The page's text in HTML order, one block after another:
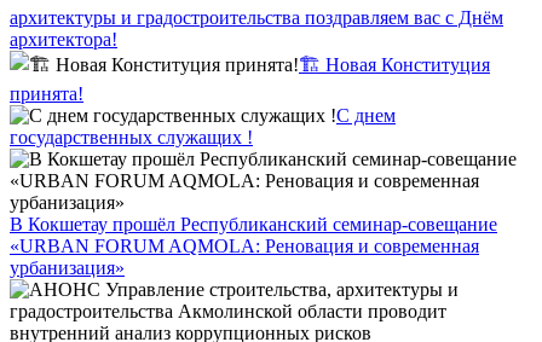
архитектуры и градостроительства поздравляем вас с Днём
архитектора!
🏗️ Новая Конституция
принята!
С днем
государственных служащих !
В Кокшетау прошёл Республиканский семинар-совещание
«URBAN FORUM AQMOLA: Реновация и современная
урбанизация»